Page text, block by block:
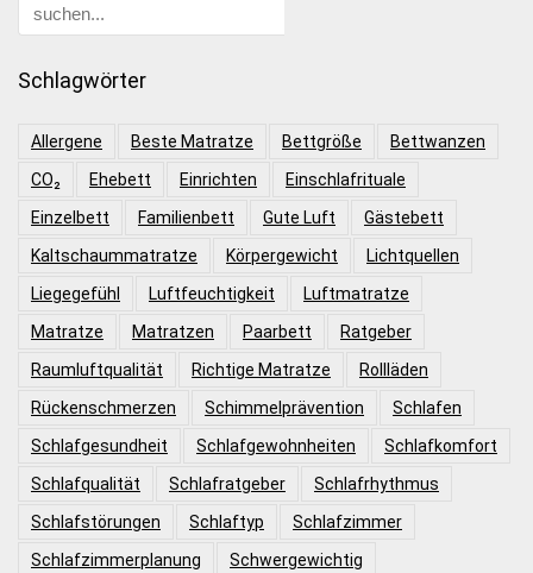
Schlagwörter
Allergene Beste Matratze Bettgröße
Bettwanzen
CO₂
Ehebett Einrichten
Einschlafrituale
Einzelbett
Familienbett Gute Luft
Gästebett
Kaltschaummatratze
Körpergewicht
Lichtquellen
Liegegefühl
Luftfeuchtigkeit
Luftmatratze
Matratze
Matratzen Paarbett
Ratgeber
Raumluftqualität
Richtige Matratze
Rollläden
Rückenschmerzen
Schimmelprävention
Schlafen
Schlafgesundheit
Schlafgewohnheiten
Schlafkomfort
Schlafqualität
Schlafratgeber
Schlafrhythmus
Schlafstörungen
Schlaftyp
Schlafzimmer
Schlafzimmerplanung
Schwergewichtig